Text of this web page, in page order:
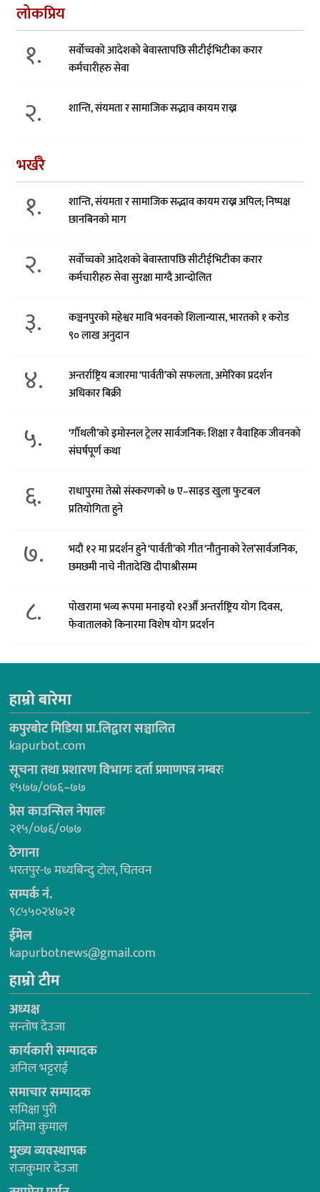
लोकप्रिय
१.
सर्वोच्चको आदेशको बेवास्तापछि सीटीईभिटीका करार
कर्मचारीहरु सेवा
२. शान्ति, संयमता र सामाजिक सद्भाव कायम राख्न
भर्खरै
१.
शान्ति, संयमता र सामाजिक सद्भाव कायम राख्न अपिल; निष्पक्ष
छानबिनको माग
२.
सर्वोच्चको आदेशको बेवास्तापछि सीटीईभिटीका करार
कर्मचारीहरु सेवा सुरक्षा माग्दै आन्दोलित
३.
कञ्चनपुरको महेश्वर मावि भवनको शिलान्यास, भारतको १ करोड
९० लाख अनुदान
४.
अन्तर्राष्ट्रिय बजारमा ‘पार्वती’को सफलता, अमेरिका प्रदर्शन
अधिकार बिक्री
५.
‘गौँथली’को इमोस्नल ट्रेलर सार्वजनिक: शिक्षा र वैवाहिक जीवनको
संघर्षपूर्ण कथा
६.
राधापुरमा तेस्रो संस्करणको ७ ए–साइड खुला फुटबल
प्रतियोगिता हुने
७.
भदौ १२ मा प्रदर्शन हुने ‘पार्वती’को गीत ‘नौतुनाको रेल’सार्वजनिक,
छमछमी नाचे नीतादेखि दीपाश्रीसम्म
८.
पोखरामा भव्य रूपमा मनाइयो १२औँ अन्तर्राष्ट्रिय योग दिवस,
फेवातालको किनारमा विशेष योग प्रदर्शन
हाम्रो बारेमा
कपुरबोट मिडिया प्रा.लिद्वारा सञ्चालित
kapurbot.com
सूचना तथा प्रशारण विभागः दर्ता प्रमाणपत्र नम्बरः
१५७७/०७६–७७
प्रेस काउन्सिल नेपालः
२१५/०७६/०७७
ठेगाना
भरतपुर-७ मध्यबिन्दु टोल, चितवन
सम्पर्क नं.
९८५५०२४७२१
ईमेल
kapurbotnews@gmail.com
हाम्रो टीम
अध्यक्ष
सन्तोष देउजा
कार्यकारी सम्पादक
अनिल भट्टराई
समाचार सम्पादक
समिक्षा पुरी
प्रतिमा कुमाल
मुख्य व्यवस्थापक
राजकुमार देउजा